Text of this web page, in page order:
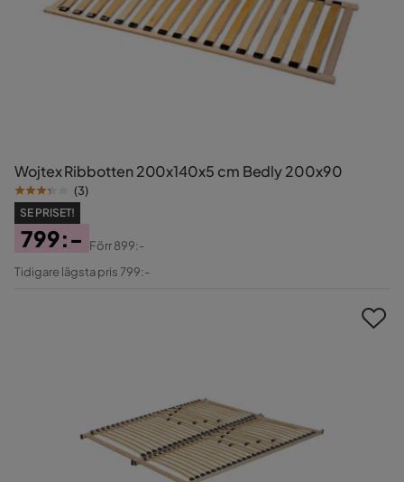
Wojtex Ribbotten 200x140x5 cm Bedly 200x90
(3)
SE PRISET!
Pris
799:-
Original
Förr899:-
Tidigare lägsta pris 799:-